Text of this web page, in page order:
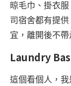
晾毛巾、掛衣
司宿舍都有提
宜，離開後不帶
Laundry
這個看個人，